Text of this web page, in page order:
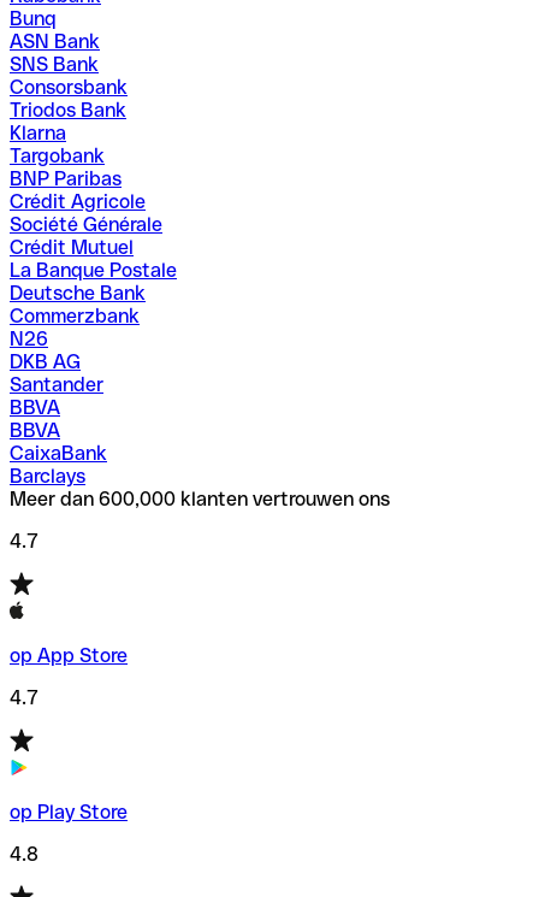
Bunq
ASN Bank
SNS Bank
Consorsbank
Triodos Bank
Klarna
Targobank
BNP Paribas
Crédit Agricole
Société Générale
Crédit Mutuel
La Banque Postale
Deutsche Bank
Commerzbank
N26
DKB AG
Santander
BBVA
BBVA
CaixaBank
Barclays
Meer dan 600,000 klanten vertrouwen ons
4.7
op App Store
4.7
op Play Store
4.8